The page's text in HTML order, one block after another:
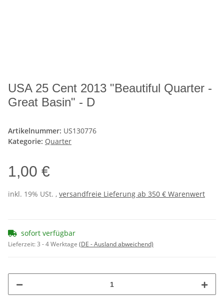
USA 25 Cent 2013 "Beautiful Quarter -
Great Basin" - D
Artikelnummer: US130776
Kategorie: Quarter
1,00 €
inkl. 19% USt. , versandfreie Lieferung ab 350 € Warenwert
sofort verfügbar
Lieferzeit:3 - 4 Werktage (DE - Ausland abweichend)